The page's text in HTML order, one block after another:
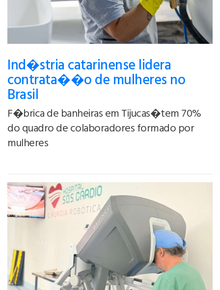
Ind�stria catarinense lidera
contrata��o de mulheres no
Brasil
F�brica de banheiras em Tijucas�tem 70%
do quadro de colaboradores formado por
mulheres